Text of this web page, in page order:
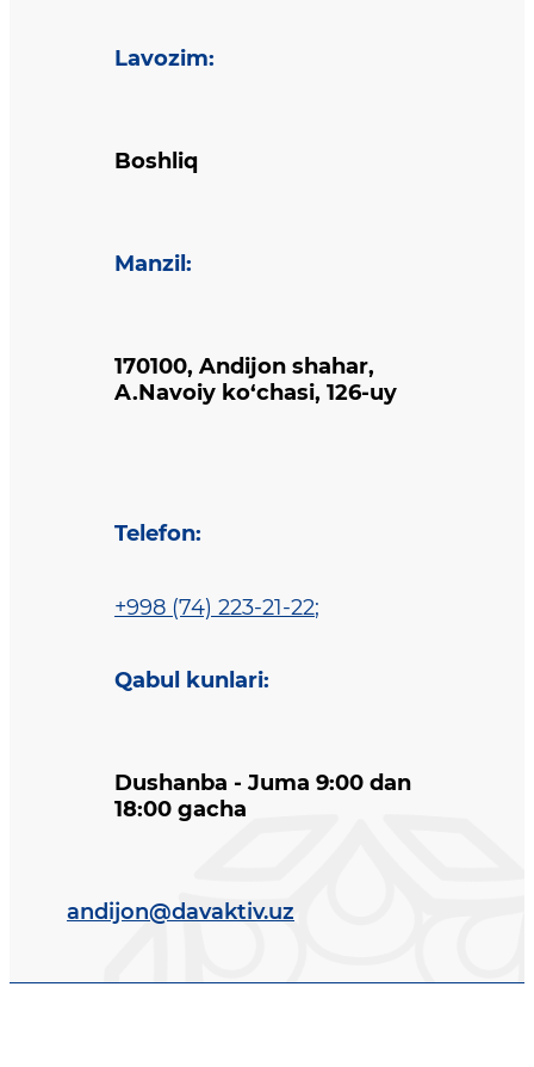
Lavozim:
Boshliq
Manzil :
170100, Andijon shahar,
A.Navoiy ko‘chasi, 126-uy
Telefon:
+998 (74) 223-21-22;
Qabul kunlari:
Dushanba - Juma 9:00 dan
18:00 gacha
andijon@davaktiv.uz